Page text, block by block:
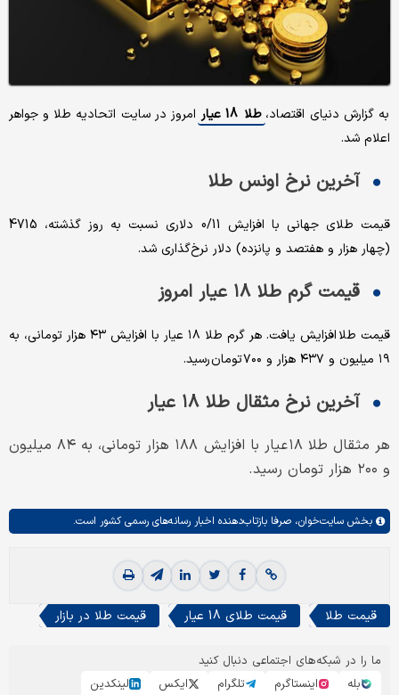
به گزارش دنیای اقتصاد، طلا 18 عیار
امروز در سایت اتحادیه طلا و جواهر
اعلام شد.
آخرین نرخ اونس طلا
قیمت طلای جهانی با افزایش 0/11 دلاری نسبت به روز گذشته، 4715
(چهار هزار و هفتصد و پانزده) دلار نرخ‌گذاری شد.
قیمت گرم طلا ۱۸ عیار امروز
قیمت طلا افزایش یافت. هر گرم طلا ۱۸ عیار با افزایش ۴۳ هزار تومانی، به
۱۹ میلیون و ۴۳۷ هزار و ۷۰۰ تومان رسید.
آخرین نرخ مثقال طلا ۱۸ عیار
هر مثقال طلا ۱۸ عیار با افزایش ۱۸۸ هزار تومانی، به ۸۴ میلیون
و ۲۰۰ هزار تومان رسید‌.
بخش سایت‌خوان، صرفا بازتاب‌دهنده اخبار رسانه‌های رسمی کشور است.
قیمت طلا قیمت طلای 18 عیار قیمت طلا در بازار
ما را در شبکه‌های اجتماعی دنبال کنید
بله
اینستاگرم تلگرام ایکس لینکدین